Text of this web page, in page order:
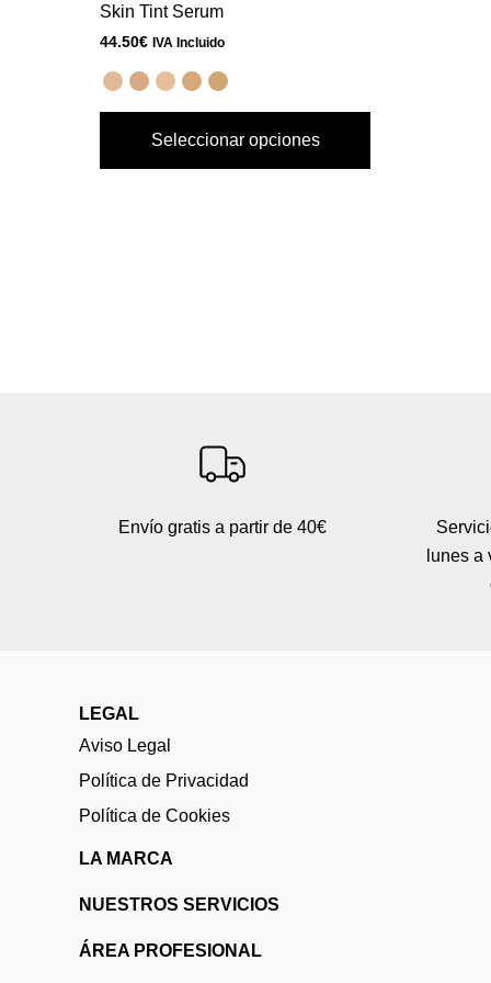
Skin Tint Serum
44.50€ IVA Incluido
Seleccionar opciones
Envío gratis a partir de 40€
lunes a
LEGAL
Aviso Legal
Política de Privacidad
Política de Cookies
LA MARCA
NUESTROS SERVICIOS
ÁREA PROFESIONAL